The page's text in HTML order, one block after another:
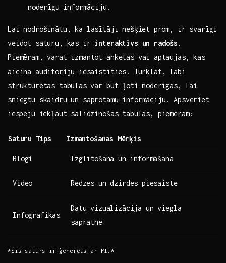
⁢noderīgu informāciju.
Lai nodrošinātu,‌ ka lasītāji⁢ nešķiet ⁢prom, ir‍ svarīgi
veidot saturu, kas ir interaktīvs un radošs .
Piemēram, varat izmantot anketas vai ⁣aptaujas, kas
aicina auditoriju⁢ iesaistīties. Turklāt, labi
strukturētas tabulas⁣ var būt ⁤ļoti ​noderīgas, lai
sniegtu skaidru‌ un saprotamu informāciju. Apsveriet
⁣iespēju iekļaut salīdzinošas tabulas, piemēram:
Saturu ⁣Tips Izmantošanas ⁣Mērķis
Blogi Izglītošana⁤ un informāšana
Video Redzes‍ un dzirdes ⁢piesaiste
Infografikas
Datu vizualizācija un viegla
sapratne
*Šis ​saturs⁤ ir ģenerēts ar MI.*